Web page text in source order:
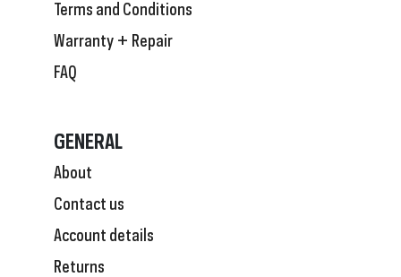
Terms and Conditions
Warranty + Repair
FAQ
GENERAL
About
Contact us
Account details
Returns